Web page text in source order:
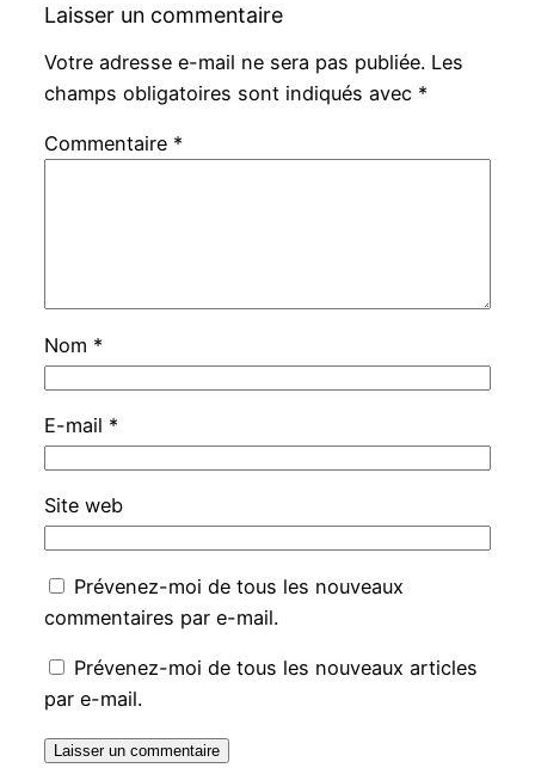
Laisser un commentaire
Votre adresse e-mail ne sera pas publiée. Les
champs obligatoires sont indiqués avec *
Commentaire *
Nom *
E-mail *
Site web
Prévenez-moi de tous les nouveaux
commentaires par e-mail.
Prévenez-moi de tous les nouveaux articles
par e-mail.